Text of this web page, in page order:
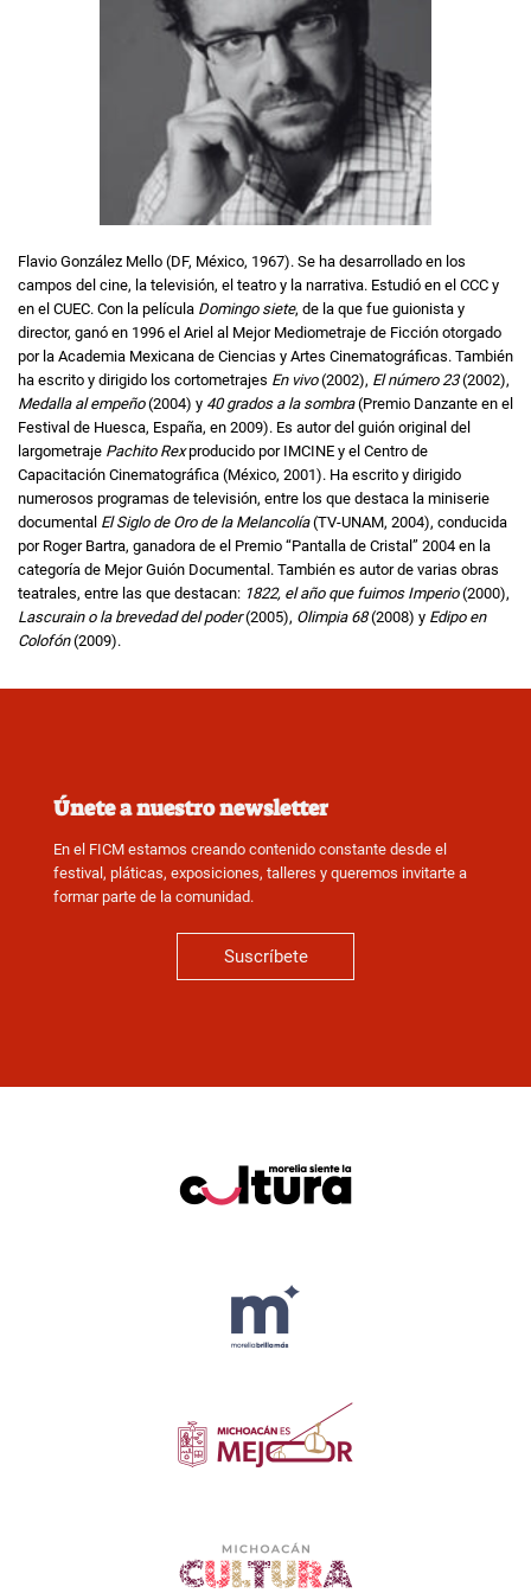
Flavio González Mello (DF, México, 1967). Se ha desarrollado en los
campos del cine, la televisión, el teatro y la narrativa. Estudió en el CCC y
en el CUEC. Con la película Domingo siete, de la que fue guionista y
director, ganó en 1996 el Ariel al Mejor Mediometraje de Ficción otorgado
por la Academia Mexicana de Ciencias y Artes Cinematográficas. También
ha escrito y dirigido los cortometrajes En vivo(2002), El número 23(2002),
Medalla al empeño(2004) y 40 grados a la sombra(Premio Danzante en el
Festival de Huesca, España, en 2009). Es autor del guión original del
largometraje Pachito Rexproducido por IMCINE y el Centro de
Capacitación Cinematográfica (México, 2001). Ha escrito y dirigido
numerosos programas de televisión, entre los que destaca la miniserie
documental El Siglo de Oro de la Melancolía(TV-UNAM, 2004), conducida
por Roger Bartra, ganadora de el Premio “Pantalla de Cristal” 2004 en la
categoría de Mejor Guión Documental. También es autor de varias obras
teatrales, entre las que destacan: 1822, el año que fuimos Imperio(2000),
Lascurain o la brevedad del poder(2005), Olimpia 68(2008) y Edipo en
Colofón(2009).
Únete a nuestro newsletter
En el FICM estamos creando contenido constante desde el
festival, pláticas, exposiciones, talleres y queremos invitarte a
formar parte de la comunidad.
Suscríbete